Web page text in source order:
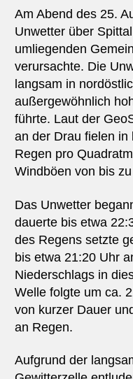
Am Abend des 25.
Unwetter über
umliegenden
verursachte. Die
langsam in
außergewöhnlich
führte. Laut der
an der Drau fielen in
Regen pro
Windböen von bis
Das Unwetter
dauerte bis etwa
des Regens setzte
bis etwa 21:20 Uhr
Niederschlags in
Welle folgte um ca.
von kurzer Dauer
an Regen.
Aufgrund der